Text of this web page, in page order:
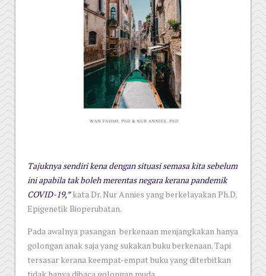
Tajuknya sendiri kena dengan situasi semasa kita sebelum
ini apabila tak boleh merentas negara kerana pandemik
COVID-19,”kata Dr. Nur Annies yang berkelayakan Ph.D.
Epigenetik Bioperubatan.
Pada awalnya pasangan berkenaan menjangkakan hanya
golongan anak saja yang sukakan buku berkenaan. Tapi
tersasar kerana keempat-empat buku yang diterbitkan
tidak hanya dibaca golongan muda.